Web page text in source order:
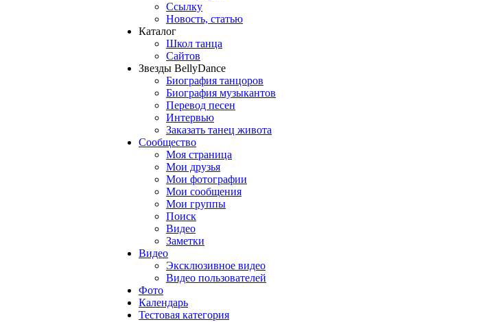
Ссылку
Новость, статью
Каталог
Школ танца
Сайтов
Звезды BellyDance
Биография танцоров
Биография музыкантов
Перевод песен
Интервью
Заказать танец живота
Сообщество
Моя страница
Мои друзья
Мои фотографии
Мои сообщения
Мои группы
Поиск
Видео
Заметки
Видео
Эксклюзивное видео
Видео пользователей
Фото
Календарь
Тестовая категория